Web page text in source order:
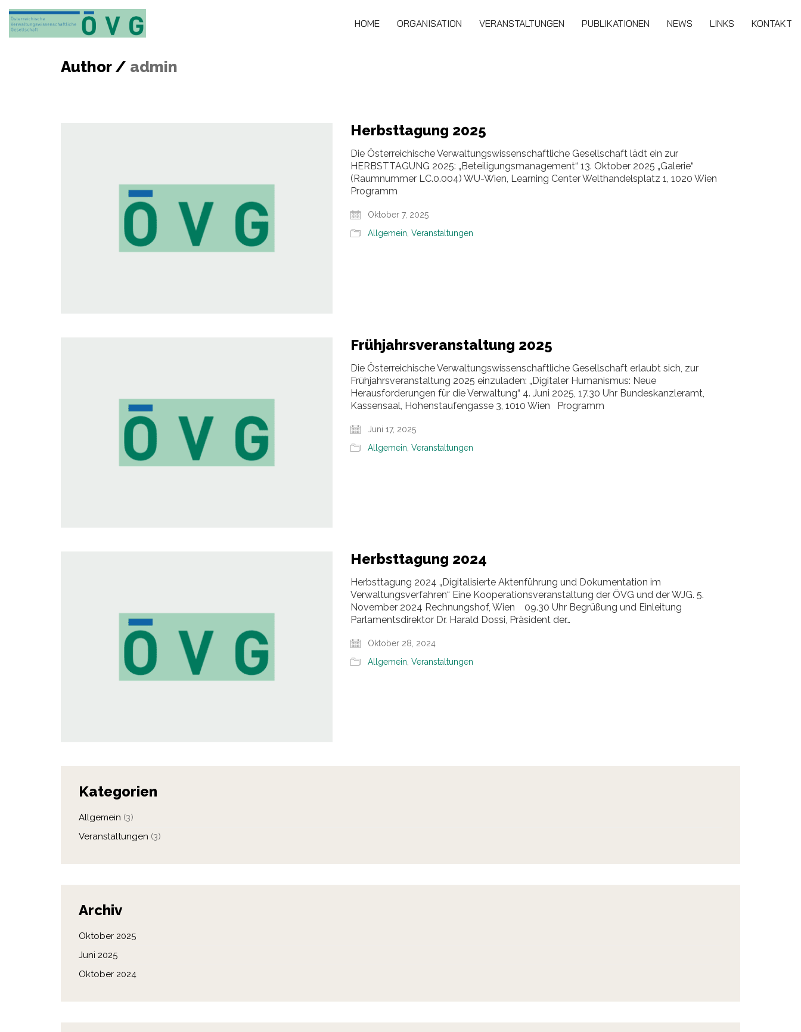
HOME ORGANISATION VERANSTALTUNGEN PUBLIKATIONEN NEWS LINKS KONTAKT
Author / admin
Herbsttagung 2025
Die Österreichische Verwaltungswissenschaftliche Gesellschaft lädt ein zur
HERBSTTAGUNG 2025: „Beteiligungsmanagement“ 13. Oktober 2025 „Galerie“
(Raumnummer LC.0.004) WU-Wien, Learning Center Welthandelsplatz 1, 1020 Wien
Programm
Oktober 7, 2025
Allgemein Veranstaltungen
Frühjahrsveranstaltung 2025
Die Österreichische Verwaltungswissenschaftliche Gesellschaft erlaubt sich, zur
Frühjahrsveranstaltung 2025 einzuladen: „Digitaler Humanismus: Neue
Herausforderungen für die Verwaltung“ 4. Juni 2025, 17.30 Uhr Bundeskanzleramt,
Kassensaal, Hohenstaufengasse 3, 1010 Wien Programm
Juni 17, 2025
Allgemein Veranstaltungen
Herbsttagung 2024
Herbsttagung 2024 „Digitalisierte Aktenführung und Dokumentation im
Verwaltungsverfahren“ Eine Kooperationsveranstaltung der ÖVG und der WJG. 5.
November 2024 Rechnungshof, Wien 09.30 Uhr Begrüßung und Einleitung
Parlamentsdirektor Dr. Harald Dossi, Präsident der…
Oktober 28, 2024
Allgemein Veranstaltungen
Kategorien
Allgemein (3)
Veranstaltungen (3)
Archiv
Oktober 2025
Juni 2025
Oktober 2024